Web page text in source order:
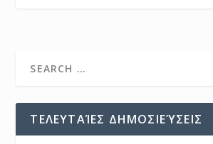
ΤΕΛΕΥΤΑΊΕΣ ΔΗΜΟΣΙΕΎΣΕΙΣ